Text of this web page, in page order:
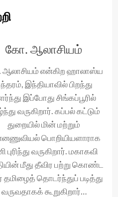
கோ. ஆலாசியம்
என்கிற ஹாலாஸ்ய
இந்தியாவில் பிறந்து
இப்போது சிங்கப்பூரில்
வருகிறார். கப்பல் கட்டும்
துறையில் மின் மற்றும்
பொறியியளாராக
புரிந்து வருகிறார். மகாகவி
மீது தீவிர பற்று கொண்ட
தமிழைத் தொடர்ந்துப் படித்து
வருவதாகக் கூறுகிறார்…